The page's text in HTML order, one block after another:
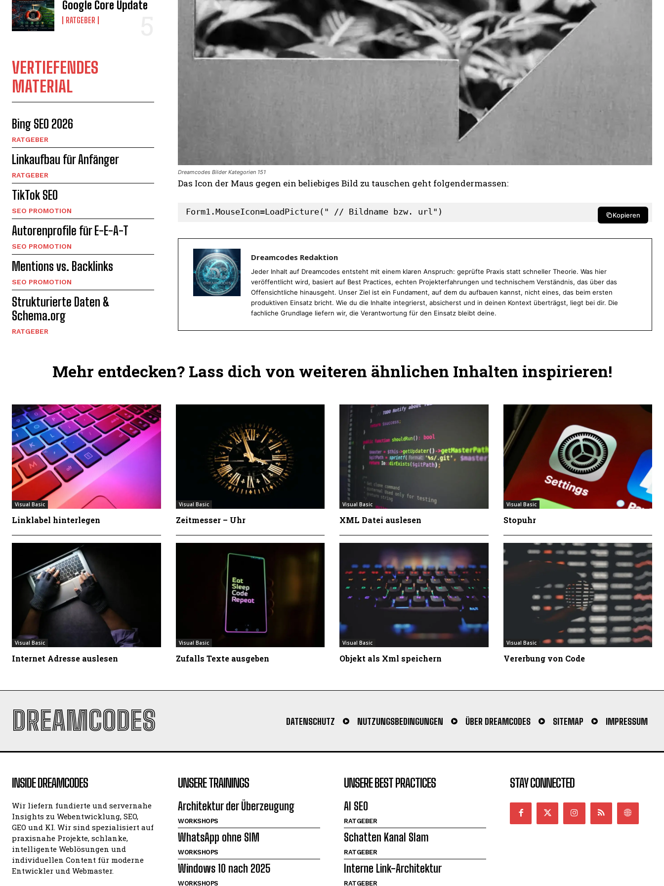
Google Core Update
RATGEBER
VERTIEFENDES
MATERIAL
Bing SEO 2026
RATGEBER
Linkaufbau für Anfänger
RATGEBER
TikTok SEO
SEO PROMOTION
Autorenprofile für E-E-A-T
SEO PROMOTION
Mentions vs. Backlinks
SEO PROMOTION
Strukturierte Daten &
Schema.org
RATGEBER
Dreamcodes Bilder Kategorien 151
Das Icon der Maus gegen ein beliebiges Bild zu tauschen geht folgendermassen:
Form1.MouseIcon=LoadPicture(" // Bildname bzw. url") Kopieren
Dreamcodes Redaktion
Jeder Inhalt auf Dreamcodes entsteht mit einem klaren Anspruch: geprüfte Praxis statt schneller Theorie. Was hier
veröffentlicht wird, basiert auf Best Practices, echten Projekterfahrungen und technischem Verständnis, das über das
Offensichtliche hinausgeht. Unser Ziel ist ein Fundament, auf dem du aufbauen kannst, nicht eines, das beim ersten
produktiven Einsatz bricht. Wie du die Inhalte integrierst, absicherst und in deinen Kontext überträgst, liegt bei dir. Die
fachliche Grundlage liefern wir, die Verantwortung für den Einsatz bleibt deine.
Mehr entdecken? Lass dich von weiteren ähnlichen Inhalten inspirieren!
Visual Basic
Linklabel hinterlegen
Visual Basic
Zeitmesser – Uhr
Visual Basic
XML Datei auslesen
Visual Basic
Stopuhr
Visual Basic
Internet Adresse auslesen
Visual Basic
Zufalls Texte ausgeben
Visual Basic
Objekt als Xml speichern
Visual Basic
Vererbung von Code
DREAMCODES DATENSCHUTZ NUTZUNGSBEDINGUNGEN ÜBER DREAMCODES SITEMAP IMPRESSUM
INSIDE DREAMCODES
Wir liefern fundierte und servernahe
Insights zu Webentwicklung, SEO,
GEO und KI. Wir sind spezialisiert auf
praxisnahe Projekte, schlanke,
intelligente Weblösungen und
individuellen Content für moderne
Entwickler und Webmaster.
UNSERE TRAININGS
Architektur der Überzeugung
WORKSHOPS
WhatsApp ohne SIM
WORKSHOPS
Windows 10 nach 2025
WORKSHOPS
UNSERE BEST PRACTICES
AI SEO
RATGEBER
Schatten Kanal Slam
RATGEBER
Interne Link-Architektur
RATGEBER
STAY CONNECTED